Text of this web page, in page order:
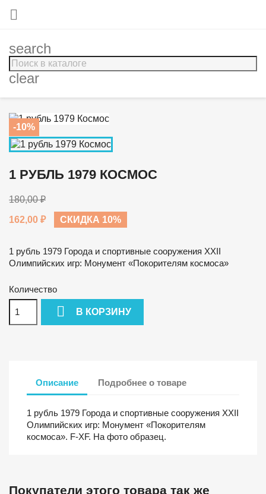

search
clear
-10%
1 РУБЛЬ 1979 КОСМОС
180,00 ₽
162,00 ₽
СКИДКА 10%
1 рубль 1979 Города и спортивные сооружения XXII
Олимпийских игр: Монумент «Покорителям космоса»
Количество
 В КОРЗИНУ
Описание Подробнее о товаре
1 рубль 1979 Города и спортивные сооружения XXII
Олимпийских игр: Монумент «Покорителям
космоса». F-XF. На фото образец.
Покупатели этого товара так же